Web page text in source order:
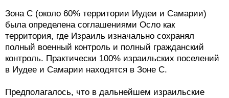
Зона С (около 60% территории Иудеи и Самарии)
была определена соглашениями Осло как
территория, где Израиль изначально сохранял
полный военный контроль и полный гражданский
контроль. Практически 100% израильских поселений
в Иудее и Самарии находятся в Зоне С.
Предполагалось, что в дальнейшем израильские